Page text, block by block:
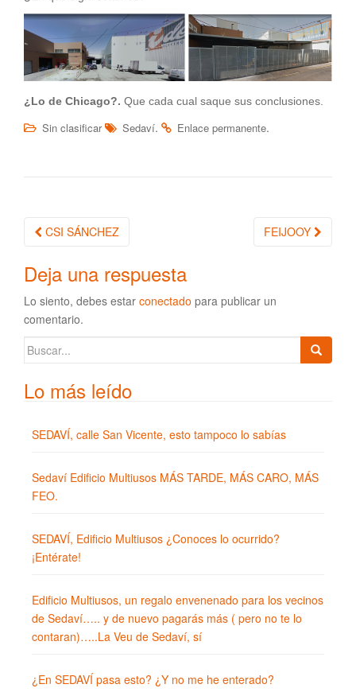
¿Lo de Chicago?. Que cada cual saque sus conclusiones.
Sin clasificar Sedaví. Enlace permanente.
Navegación de la entrada
CSI SÁNCHEZ FEIJOOY
Deja una respuesta
Lo siento, debes estar conectado para publicar un
comentario.
Buscar:
Lo más leído
SEDAVÍ, calle San Vicente, esto tampoco lo sabías
Sedaví Edificio Multiusos MÁS TARDE, MÁS CARO, MÁS
FEO.
SEDAVÍ, Edificio Multiusos ¿Conoces lo ocurrido?
¡Entérate!
Edificio Multiusos, un regalo envenenado para los vecinos
de Sedaví….. y de nuevo pagarás más ( pero no te lo
contaran)…..La Veu de Sedaví, sí
¿En SEDAVÍ pasa esto? ¿Y no me he enterado?